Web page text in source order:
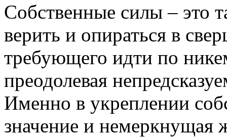
Собственные силы – это
верить и опираться в
требующего идти по
преодолевая
Именно в укреплении
значение и немеркнущая